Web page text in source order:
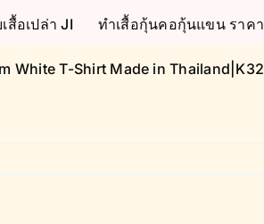
สื้อเปล่า JI ทำเสื้อกุ้นคอกุ้นแขน รา
White T-Shirt Made in